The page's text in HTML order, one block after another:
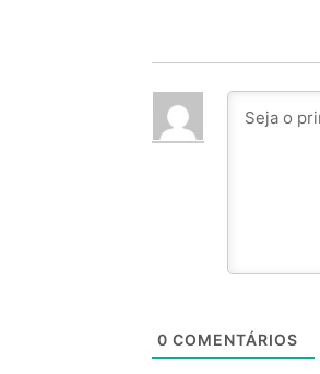
0 COMENTÁRIOS